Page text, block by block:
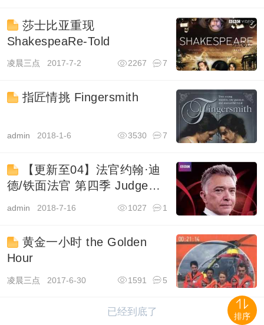
莎士比亚重现
ShakespeaRe-Told
凌晨三点 2017-7-2 7
2267
指匠情挑 Fingersmith
admin 2018-1-6 7
3530
【更新至04】法官约翰·迪
德/铁面法官 第四季 Judge
admin 2018-7-16 1
1027
黄金一小时 the Golden
Hour
凌晨三点 2017-6-30 5
1591
已经到底了 排序